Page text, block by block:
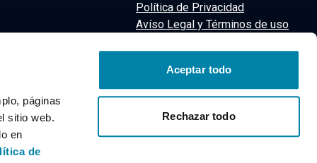
páginas
sitio web.
en
de
Aceptar todo
Rechazar todo
Política de Privacidad
Avíso Legal y Términos de uso